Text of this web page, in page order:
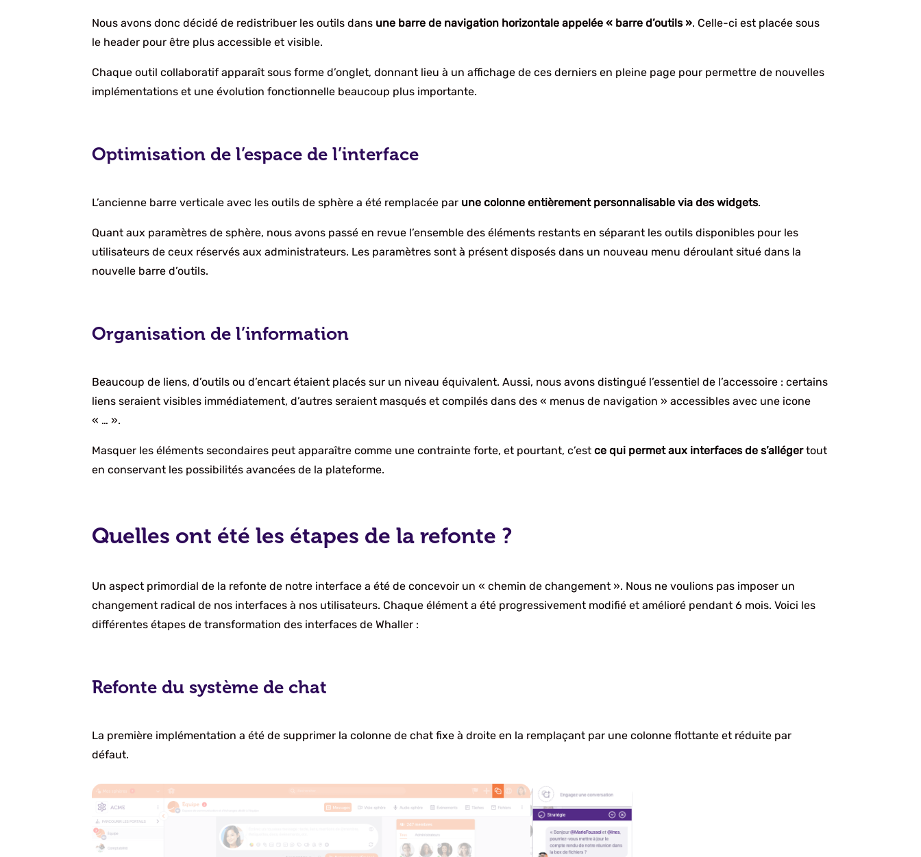
Nous avons donc décidé de redistribuer les outils dans une barre de navigation horizontale appelée « barre d’outils ». Celle-ci est placée sous
le header pour être plus accessible et visible.
Chaque outil collaboratif apparaît sous forme d’onglet, donnant lieu à un affichage de ces derniers en pleine page pour permettre de nouvelles
implémentations et une évolution fonctionnelle beaucoup plus importante.
Optimisation de l’espace de l’interface
L’ancienne barre verticale avec les outils de sphère a été remplacée par une colonne entièrement personnalisable via des widgets.
Quant aux paramètres de sphère, nous avons passé en revue l’ensemble des éléments restants en séparant les outils disponibles pour les
utilisateurs de ceux réservés aux administrateurs. Les paramètres sont à présent disposés dans un nouveau menu déroulant situé dans la
nouvelle barre d’outils.
Organisation de l’information
Beaucoup de liens, d’outils ou d’encart étaient placés sur un niveau équivalent. Aussi, nous avons distingué l’essentiel de l’accessoire : certains
liens seraient visibles immédiatement, d’autres seraient masqués et compilés dans des « menus de navigation » accessibles avec une icone
« … ».
Masquer les éléments secondaires peut apparaître comme une contrainte forte, et pourtant, c’estce qui permet aux interfaces de s’allégertout
en conservant les possibilités avancées de la plateforme.
Quelles ont été les étapes de la refonte ?
Un aspect primordial de la refonte de notre interface a été de concevoir un « chemin de changement ». Nous ne voulions pas imposer un
changement radical de nos interfaces à nos utilisateurs. Chaque élément a été progressivement modifié et amélioré pendant 6 mois. Voici les
différentes étapes de transformation des interfaces de Whaller :
Refonte du système de chat
La première implémentation a été de supprimer la colonne de chat fixe à droite en la remplaçant par une colonne flottante et réduite par
défaut.